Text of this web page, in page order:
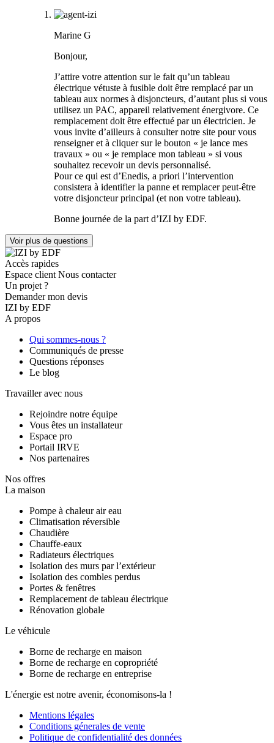
Marine G
Bonjour,
J’attire votre attention sur le fait qu’un tableau
électrique vétuste à fusible doit être remplacé par un
tableau aux normes à disjoncteurs, d’autant plus si vous
utilisez un PAC, appareil relativement énergivore. Ce
remplacement doit être effectué par un électricien. Je
vous invite d’ailleurs à consulter notre site pour vous
renseigner et à cliquer sur le bouton « je lance mes
travaux » ou « je remplace mon tableau » si vous
souhaitez recevoir un devis personnalisé.
Pour ce qui est d’Enedis, a priori l’intervention
consistera à identifier la panne et remplacer peut-être
votre disjoncteur principal (et non votre tableau).
Bonne journée de la part d’IZI by EDF.
Voir plus de questions
Accès rapides
Espace client Nous contacter
Un projet ?
Demander mon devis
IZI by EDF
A propos
Qui sommes-nous ?
Communiqués de presse
Questions réponses
Le blog
Travailler avec nous
Rejoindre notre équipe
Vous êtes un installateur
Espace pro
Portail IRVE
Nos partenaires
Nos offres
La maison
Pompe à chaleur air eau
Climatisation réversible
Chaudière
Chauffe-eaux
Radiateurs électriques
Isolation des murs par l’extérieur
Isolation des combles perdus
Portes & fenêtres
Remplacement de tableau électrique
Rénovation globale
Le véhicule
Borne de recharge en maison
Borne de recharge en copropriété
Borne de recharge en entreprise
L'énergie est notre avenir, économisons-la !
Mentions légales
Conditions génerales de vente
Politique de confidentialité des données